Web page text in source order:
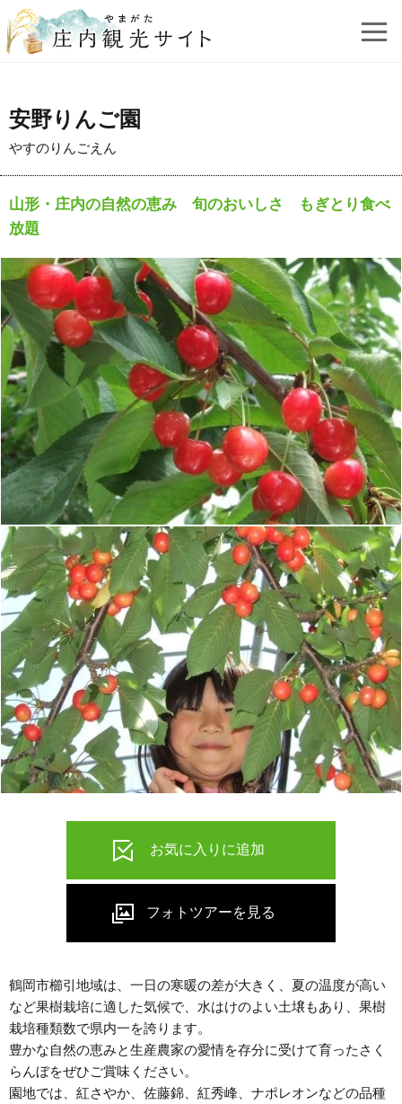
安野りんご園
やすのりんごえん
山形・庄内の自然の恵み 旬のおいしさ もぎとり食べ
放題
鶴岡市櫛引地域は、一日の寒暖の差が大きく、夏の温度が高い
など果樹栽培に適した気候で、水はけのよい土壌もあり、果樹
栽培種類数で県内一を誇ります。
豊かな自然の恵みと生産農家の愛情を存分に受けて育ったさく
らんぼをぜひご賞味ください。
園地では、紅さやか、佐藤錦、紅秀峰、ナポレオンなどの品種